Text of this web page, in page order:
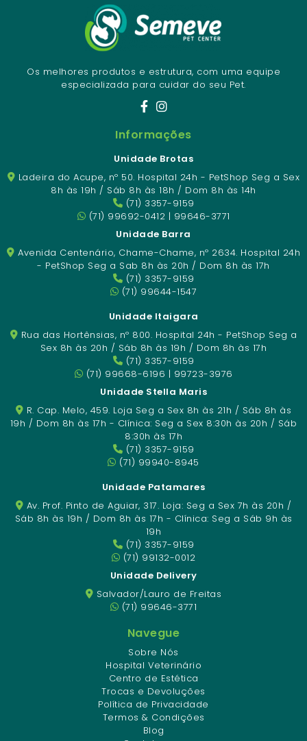
Os melhores produtos e estrutura, com uma equipe
especializada para cuidar do seu Pet.
Informações
Unidade Brotas
Ladeira do Acupe, nº 50. Hospital 24h - PetShop Seg a Sex
8h às 19h / Sáb 8h às 18h / Dom 8h às 14h
(71) 3357-9159
(71) 99692-0412 | 99646-3771
Unidade Barra
Avenida Centenário, Chame-Chame, nº 2634. Hospital 24h
- PetShop Seg a Sab 8h às 20h / Dom 8h às 17h
(71) 3357-9159
(71) 99644-1547
Unidade Itaigara
Rua das Hortênsias, nº 800. Hospital 24h - PetShop Seg a
Sex 8h às 20h / Sáb 8h às 19h / Dom 8h às 17h
(71) 3357-9159
(71) 99668-6196 | 99723-3976
Unidade Stella Maris
R. Cap. Melo, 459. Loja Seg a Sex 8h às 21h / Sáb 8h às
19h / Dom 8h às 17h - Clínica: Seg a Sex 8:30h às 20h / Sáb
8:30h às 17h
(71) 3357-9159
(71) 99940-8945
Unidade Patamares
Av. Prof. Pinto de Aguiar, 317. Loja: Seg a Sex 7h às 20h /
Sáb 8h às 19h / Dom 8h às 17h - Clínica: Seg a Sáb 9h às
19h
(71) 3357-9159
(71) 99132-0012
Unidade Delivery
Salvador/Lauro de Freitas
(71) 99646-3771
Navegue
Sobre Nós
Hospital Veterinário
Centro de Estética
Trocas e Devoluções
Política de Privacidade
Termos & Condições
Blog